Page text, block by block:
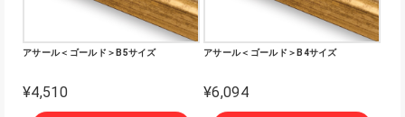
アサール＜ゴールド＞B5サイズ
¥4,510
アサール＜ゴールド＞B4サイズ
¥6,094